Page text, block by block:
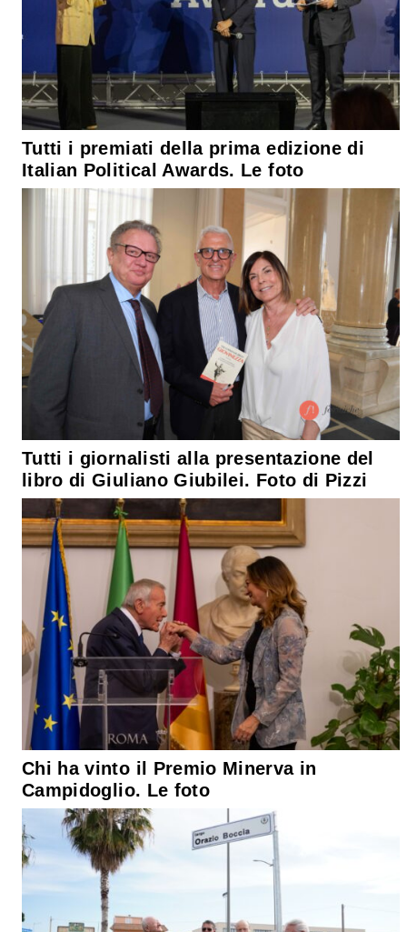
Tutti i premiati della prima edizione di
Italian Political Awards. Le foto
Tutti i giornalisti alla presentazione del
libro di Giuliano Giubilei. Foto di Pizzi
Chi ha vinto il Premio Minerva in
Campidoglio. Le foto